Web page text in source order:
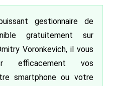
gestionnaire de
gratuitement sur
Voronkevich, il vous
efficacement vos
smartphone ou votre